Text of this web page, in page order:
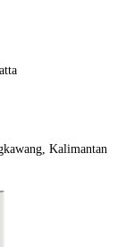
Kalimantan